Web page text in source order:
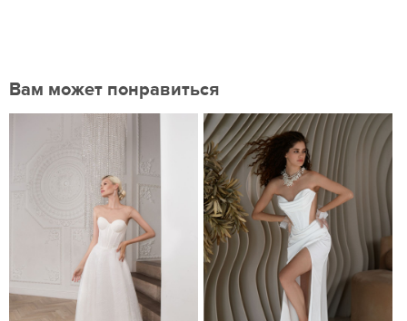
Вам может понравиться
Нравится